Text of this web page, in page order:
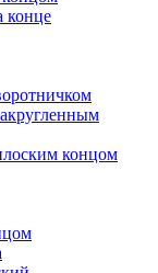
конце
концом